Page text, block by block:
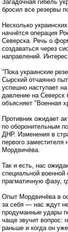
Загадочная гибель
бросил все резервы
Несколько
начнётся операция
Северска. Речь о
создаваться через
направлений.
"Пока украинские
Сырский отчаянно
успешно наступает
давление на Северск
объясняет "Военная
Противник ожидает
по оборонительным
ДНР. Изменения в
первого заместителя
Мордвичёва.
Так и есть, нас
специальной
прагматичную фазу,
Опыт Мордвичёва в
за себя — нас ждут
продуманные удары
чаще звучит вопрос:
раньше и когда он